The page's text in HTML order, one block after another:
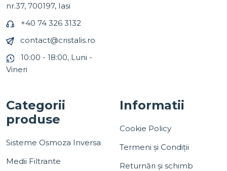
nr.37, 700197, Iasi
+40 74 326 3132
contact@cristalis.ro
10:00 - 18:00, Luni -
Vineri
Categorii
produse
Sisteme Osmoza Inversa
Medii Filtrante
Informatii
Cookie Policy
Termeni și Condiții
Returnări și schimb